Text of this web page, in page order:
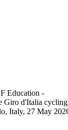
Education -
Giro d'Italia cycling
Italy, 27 May